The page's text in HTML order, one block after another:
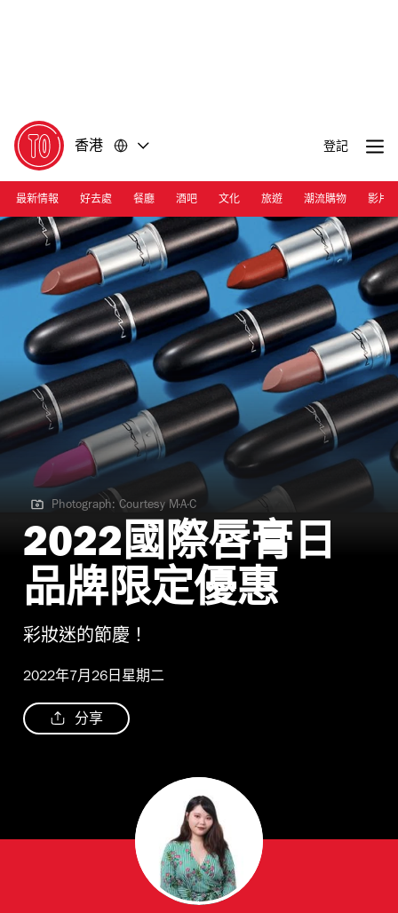
香港 登記
最新情報 好去處 餐廳 酒吧 文化 旅遊 潮流購物 影片
Photograph: Courtesy M·A·C
Photograph: Courtesy M·A·C
2022國際唇膏日
品牌限定優惠
彩妝迷的節慶！
2022年7月26日星期二
分享